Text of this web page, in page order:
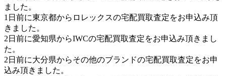
ました。
1日前に東京都からロレックスの宅配買取査定をお申込み頂
きました。
2日前に愛知県からIWCの宅配買取査定をお申込み頂きまし
た。
2日前に大分県からその他のブランドの宅配買取査定をお申
込み頂きました。